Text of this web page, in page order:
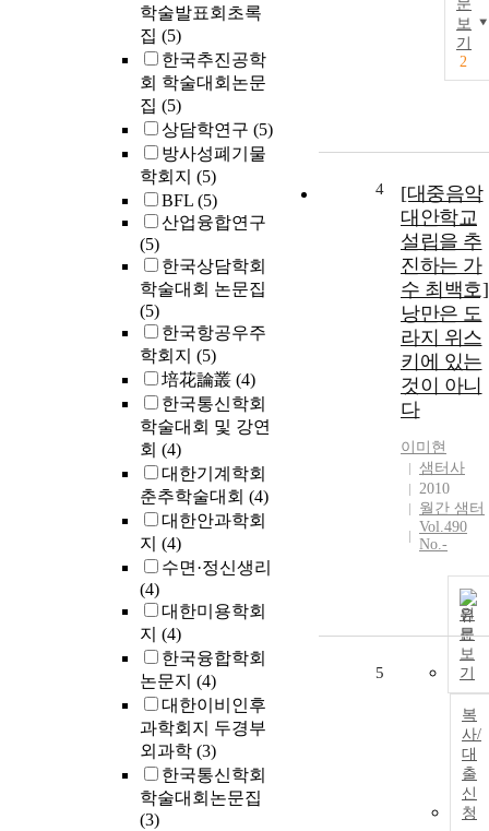
학술발표회초록
집 (5)
한국추진공학
회 학술대회논문
집 (5)
상담학연구 (5)
방사성폐기물
학회지 (5)
BFL (5)
산업융합연구
(5)
한국상담학회
학술대회 논문집
(5)
한국항공우주
학회지 (5)
培花論叢 (4)
한국통신학회
학술대회 및 강연
회 (4)
대한기계학회
춘추학술대회 (4)
대한안과학회
지 (4)
수면·정신생리
(4)
대한미용학회
지 (4)
한국융합학회
논문지 (4)
대한이비인후
과학회지 두경부
외과학 (3)
한국통신학회
학술대회논문집
(3)
문
보
기
2
4
[대중음악
대안학교
설립을 추
진하는 가
수 최백호]
낭만은 도
라지 위스
키에 있는
것이 아니
다
이미현
샘터사
2010
월간 샘터
Vol.490
No.-
원
문
보
기
복
사/
대
출
신
청
5